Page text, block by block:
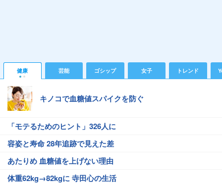
健康 芸能 ゴシップ 女子 トレンド
キノコで血糖値スパイクを防ぐ
「モテるためのヒント」326人に
容姿と寿命 28年追跡で見えた差
あたりめ 血糖値を上げない理由
体重62kg→82kgに 寺田心の生活